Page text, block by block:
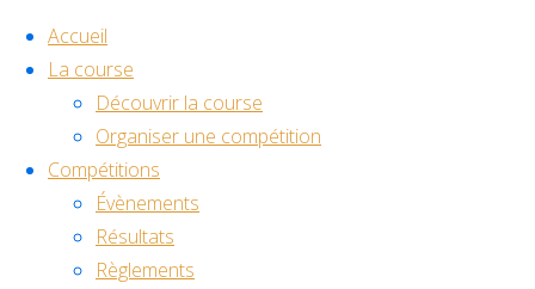
content
Accueil
La course
Découvrir la course
Organiser une compétition
Compétitions
Évènements
Résultats
Règlements
Facebook Youtube
©2024 Drone Racing